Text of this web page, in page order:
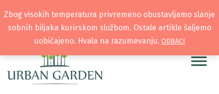
Zbog visokih temperatura privremeno obustavljamo slanje
sobnih biljaka kurirskom službom. Ostale artikle šaljemo
uobičajeno. Hvala na razumevanju. ODBACI